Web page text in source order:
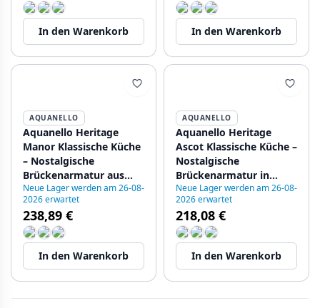
In den Warenkorb In den Warenkorb
AQUANELLO
Aquanello Heritage
Manor Klassische Küche
– Nostalgische
Brückenarmatur aus
Edelstahl mit weißem
Hebel NB-0010-HM
Neue Lager werden am 26-08-
2026 erwartet
238,89 €
In den Warenkorb
AQUANELLO
Aquanello Heritage
Ascot Klassische Küche –
Nostalgische
Brückenarmatur in
Bronze mit Kreuzgriffen
BN-0011-HM
Neue Lager werden am 26-08-
2026 erwartet
218,08 €
In den Warenkorb